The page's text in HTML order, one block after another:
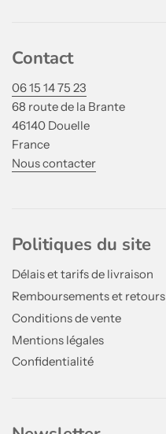
Contact
06 15 14 75 23
68 route de la Brante
46140 Douelle
France
Nous contacter
Politiques du site
Délais et tarifs de livraison
Remboursements et retours
Conditions de vente
Mentions légales
Confidentialité